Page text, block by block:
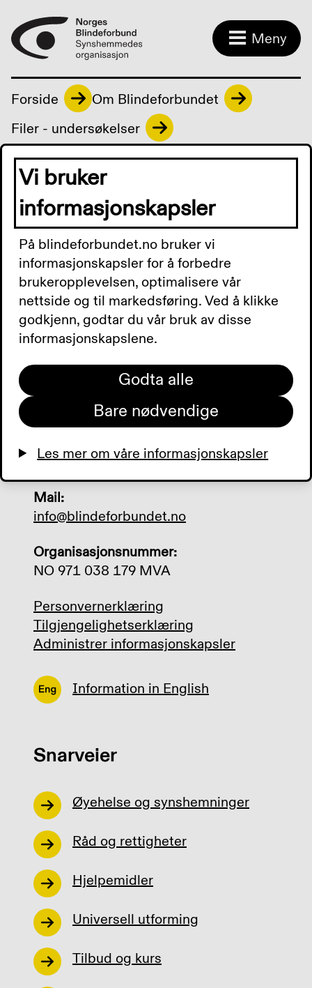
Meny
Forside
Om Blindeforbundet
Filer - undersøkelser
Vedlegg 3 Krav til ledesystemer for
kollektivtransport.pdf
Kontakt oss
Besøksadresse:
Postboks 5900 Majorstuen, 0308 Oslo
+47 23 21 50 00
Mail:
info@blindeforbundet.no
Organisasjonsnummer:
NO 971 038 179 MVA
Personvernerklæring
Tilgjengelighetserklæring
Administrer informasjonskapsler
Information in English
Snarveier
Øyehelse og synshemninger
Råd og rettigheter
Hjelpemidler
Universell utforming
Tilbud og kurs
Vi bruker
informasjonskapsler
På blindeforbundet.no bruker vi
informasjonskapsler for å forbedre
brukeropplevelsen, optimalisere vår
nettside og til markedsføring. Ved å klikke
godkjenn, godtar du vår bruk av disse
informasjonskapslene.
Godta alle
Bare nødvendige
Les mer om våre informasjonskapsler